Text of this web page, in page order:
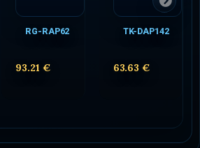
RG-RAP62
93.21 €
TK-DAP142
63.63 €